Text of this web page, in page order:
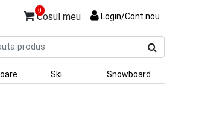
0
Cosul meu Login/Cont nou
produs
Ski Snowboard